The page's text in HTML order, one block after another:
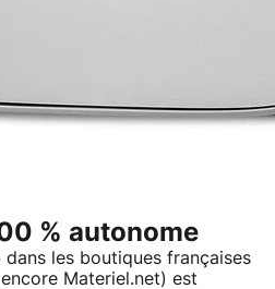
% autonome
dans les boutiques françaises
Materiel.net) est